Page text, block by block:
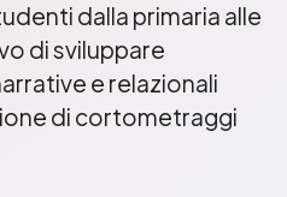
dalla primaria alle
di sviluppare
e relazionali
di cortometraggi